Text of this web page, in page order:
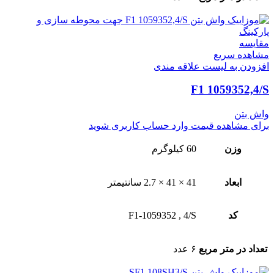
مقایسه
مشاهده سریع
افزودن به لیست علاقه مندی
F1 1059352,4/S
واش بتن
برای مشاهده قیمت وارد حساب کاربری شوید
وزن 60 کیلوگرم
ابعاد 41 × 41 × 2.7 سانتیمتر
کد F1-1059352 , 4/S
تعداد در متر مربع ۶ عدد